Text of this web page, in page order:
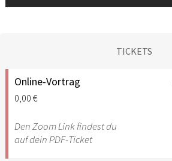
TICKETS
Online-Vortrag
0,00 €
Den Zoom Link findest du
auf dein PDF-Ticket